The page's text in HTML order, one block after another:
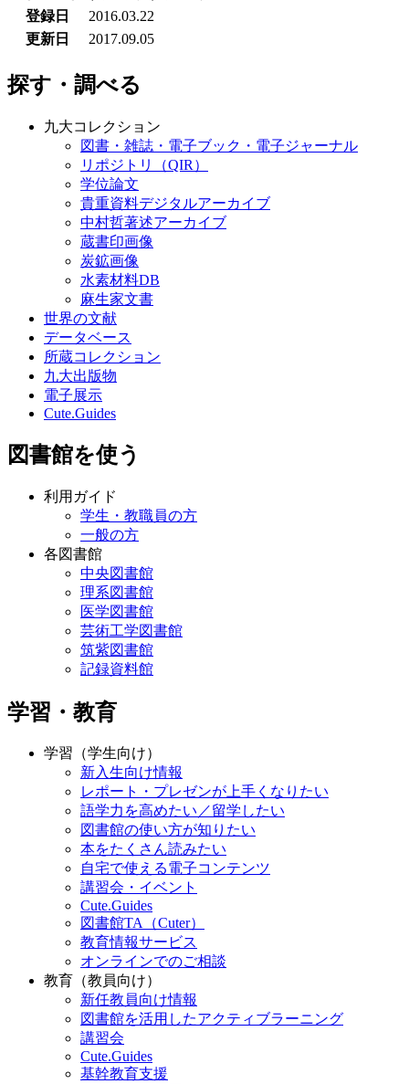
登録日
2016.03.22
更新日
2017.09.05
探す・調べる
九大コレクション
図書・雑誌・電子ブック・電子ジャーナル
リポジトリ（QIR）
学位論文
貴重資料デジタルアーカイブ
中村哲著述アーカイブ
蔵書印画像
炭鉱画像
水素材料DB
麻生家文書
世界の文献
データベース
所蔵コレクション
九大出版物
電子展示
Cute.Guides
図書館を使う
利用ガイド
学生・教職員の方
一般の方
各図書館
中央図書館
理系図書館
医学図書館
芸術工学図書館
筑紫図書館
記録資料館
学習・教育
学習（学生向け）
新入生向け情報
レポート・プレゼンが上手くなりたい
語学力を高めたい／留学したい
図書館の使い方が知りたい
本をたくさん読みたい
自宅で使える電子コンテンツ
講習会・イベント
Cute.Guides
図書館TA（Cuter）
教育情報サービス
オンラインでのご相談
教育（教員向け）
新任教員向け情報
図書館を活用したアクティブラーニング
講習会
Cute.Guides
基幹教育支援